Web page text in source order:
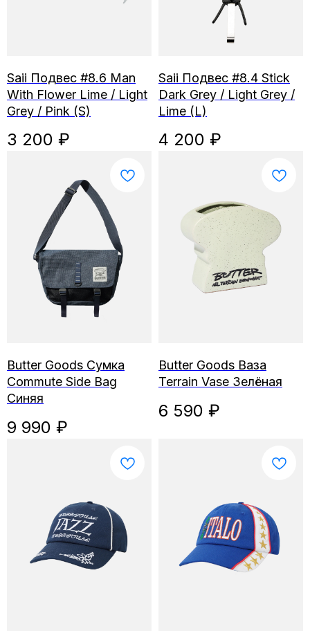
Saii Подвес #8.6 Man
With Flower Lime / Light
Grey / Pink (S)
3 200 ₽
Saii Подвес #8.4 Stick
Dark Grey / Light Grey /
Lime (L)
4 200 ₽
Butter Goods Сумка
Commute Side Bag
Синяя
9 990 ₽
Butter Goods Ваза
Terrain Vase Зелёная
6 590 ₽